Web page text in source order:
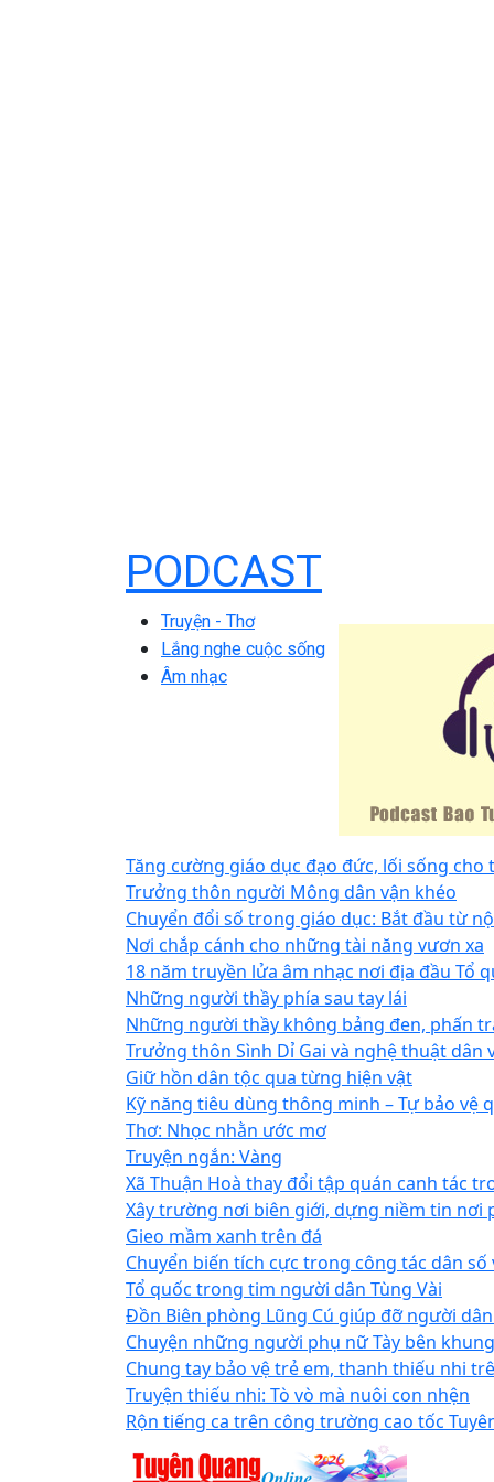
PODCAST
Truyện - Thơ
Lắng nghe cuộc sống
Âm nhạc
Tăng cường giáo dục đạo đức, lối sống
Trưởng thôn người Mông dân vận khéo
Chuyển đổi số trong giáo dục: Bắt đầu từ
Nơi chắp cánh cho những tài năng vươn xa
18 năm truyền lửa âm nhạc nơi địa đầu Tổ
Những người thầy phía sau tay lái
Những người thầy không bảng đen, phấn
Trưởng thôn Sình Dỉ Gai và nghệ thuật dân
Giữ hồn dân tộc qua từng hiện vật
Kỹ năng tiêu dùng thông minh – Tự bảo vệ
Thơ: Nhọc nhằn ước mơ
Truyện ngắn: Vàng
Xã Thuận Hoà thay đổi tập quán canh tác
Xây trường nơi biên giới, dựng niềm tin nơi
Gieo mầm xanh trên đá
Chuyển biến tích cực trong công tác dân
Tổ quốc trong tim người dân Tùng Vài
Đồn Biên phòng Lũng Cú giúp đỡ người
Chuyện những người phụ nữ Tày bên
Chung tay bảo vệ trẻ em, thanh thiếu nhi
Truyện thiếu nhi: Tò vò mà nuôi con nhện
Rộn tiếng ca trên công trường cao tốc